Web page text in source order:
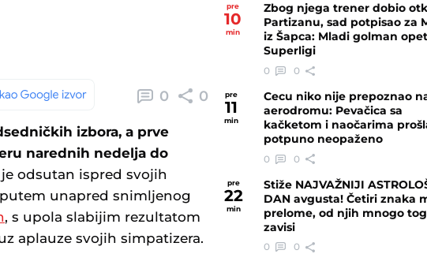
0 0
izbora, a prve
narednih nedelja do
odsutan ispred svojih
unapred snimljenog
, s upola slabijim rezultatom
aplauze svojih simpatizera.
pre
10
min
Zbog njega trener dobio
Partizanu, sad potpisao za
iz Šapca: Mladi golman
Superligi
0 0
pre
11
min
Cecu niko nije prepoznao
aerodromu: Pevačica sa
kačketom i naočarima
potpuno neopaženo
0 0
pre
22
min
Stiže NAJVAŽNIJI
DAN avgusta! Četiri znaka
prelome, od njih mnogo
zavisi
0 0